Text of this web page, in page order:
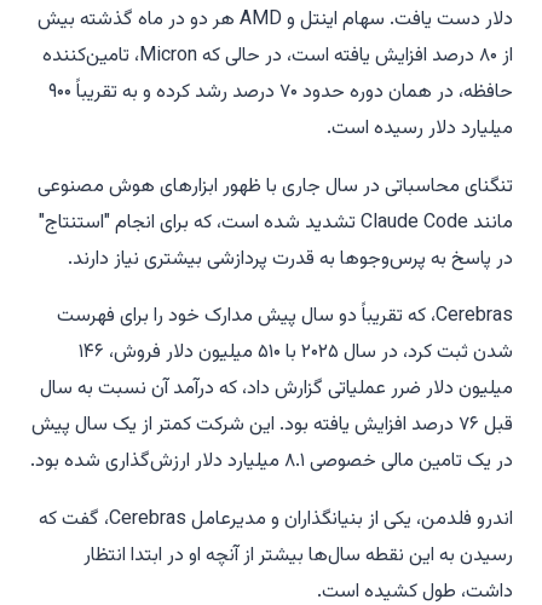
دلار دست یافت. سهام اینتل و AMD هر دو در ماه گذشته بیش
از ۸۰ درصد افزایش یافته است، در حالی که Micron، تامین‌کننده
حافظه، در همان دوره حدود ۷۰ درصد رشد کرده و به تقریباً ۹۰۰
میلیارد دلار رسیده است.
تنگنای محاسباتی در سال جاری با ظهور ابزارهای هوش مصنوعی
مانند Claude Code تشدید شده است، که برای انجام "استنتاج"
در پاسخ به پرس‌و‌جوها به قدرت پردازشی بیشتری نیاز دارند.
Cerebras، که تقریباً دو سال پیش مدارک خود را برای فهرست
شدن ثبت کرد، در سال ۲۰۲۵ با ۵۱۰ میلیون دلار فروش، ۱۴۶
میلیون دلار ضرر عملیاتی گزارش داد، که درآمد آن نسبت به سال
قبل ۷۶ درصد افزایش یافته بود. این شرکت کمتر از یک سال پیش
در یک تامین مالی خصوصی ۸.۱ میلیارد دلار ارزش‌گذاری شده بود.
اندرو فلدمن، یکی از بنیانگذاران و مدیرعامل Cerebras، گفت که
رسیدن به این نقطه سال‌ها بیشتر از آنچه او در ابتدا انتظار
داشت، طول کشیده است.